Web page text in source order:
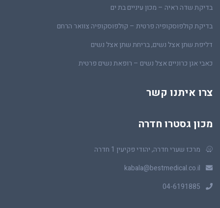
בדיקת שדה ראיה – מכון עיניים בת ים
בדיקת קולפוסקופיה פרטית – קולפוסקופיה צוואר הרחם
דליפת שתן אצל נשים, בריחת שתן אצל נשים
כאבי אגן כרוניים אצל נשים – רופאת נשים פרטית
צרו איתנו קשר
מכון גסטרו חדרה
מרכז שערי חדרה, יהודי פקיעין 1 חדרה
kabala@bestmedical.co.il
04-6191885